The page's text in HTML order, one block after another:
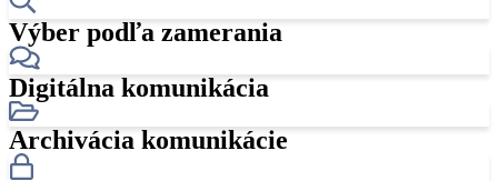
Výber podľa zamerania
Digitálna komunikácia
Archivácia komunikácie